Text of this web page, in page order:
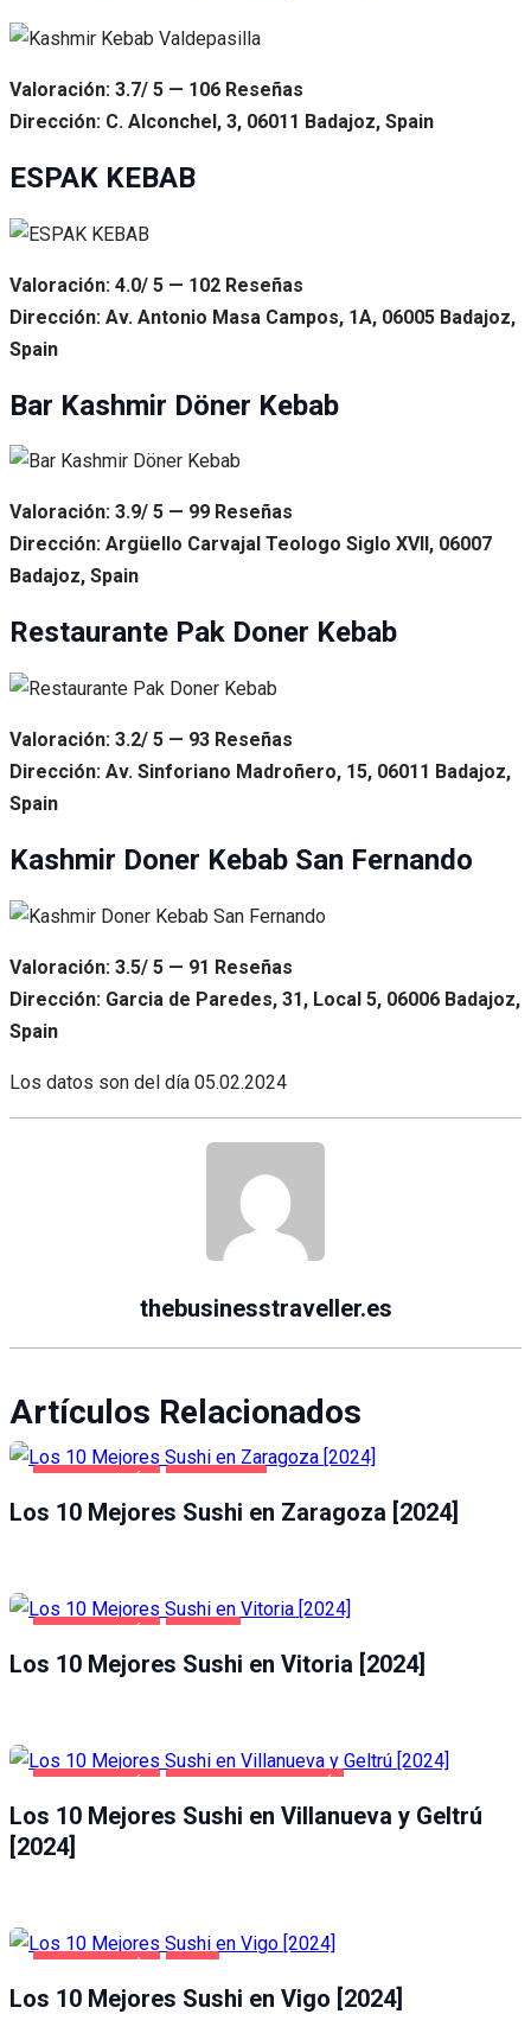
Valoración: 3.7/ 5 — 106 Reseñas
Dirección: C. Alconchel, 3, 06011 Badajoz, Spain
ESPAK KEBAB
Valoración: 4.0/ 5 — 102 Reseñas
Dirección: Av. Antonio Masa Campos, 1A, 06005 Badajoz,
Spain
Bar Kashmir Döner Kebab
Valoración: 3.9/ 5 — 99 Reseñas
Dirección: Argüello Carvajal Teologo Siglo XVII, 06007
Badajoz, Spain
Restaurante Pak Doner Kebab
Valoración: 3.2/ 5 — 93 Reseñas
Dirección: Av. Sinforiano Madroñero, 15, 06011 Badajoz,
Spain
Kashmir Doner Kebab San Fernando
Valoración: 3.5/ 5 — 91 Reseñas
Dirección: Garcia de Paredes, 31, Local 5, 06006 Badajoz,
Spain
Los datos son del día 05.02.2024
thebusinesstraveller.es
Artículos Relacionados
Los 10 Mejores Sushi en Zaragoza [2024]
Los 10 Mejores Sushi en Vitoria [2024]
Los 10 Mejores Sushi en Villanueva y Geltrú
[2024]
Los 10 Mejores Sushi en Vigo [2024]